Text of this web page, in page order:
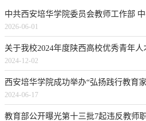
2026-06-01
2024-12-02
西安培华学院成功举办“弘扬践行教育
2024-06-17